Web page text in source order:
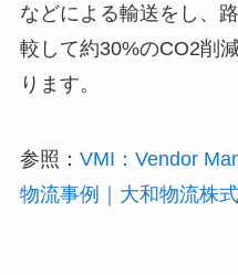
などによる輸送をし、
較して約30%のCO2削
ります。
参照： VMI：Vendor
物流事例｜大和物流株